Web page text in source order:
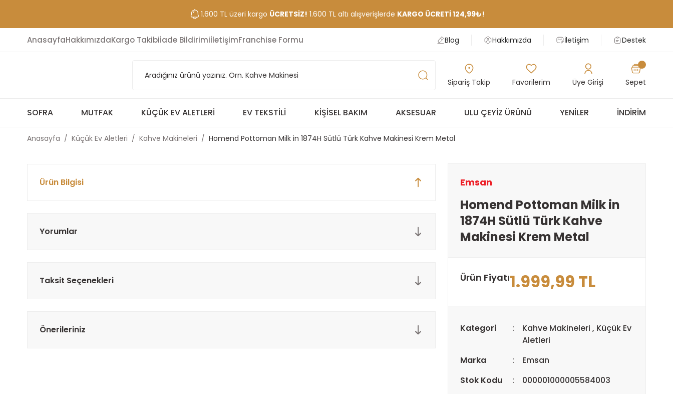
1.600 TL üzeri kargo ÜCRETSİZ! 1.600 TL altı alışverişlerde KARGO ÜCRETİ 124,99₺!
AnasayfaHakkımızdaKargo Takibiİade BildirimiİletişimFranchise Formu Blog Hakkımızda İletişim Destek
Sipariş Takip Favorilerim Üye Girişi Sepet
SOFRA MUTFAK KÜÇÜK EV ALETLERI EV TEKSTILI KIŞISEL BAKIM AKSESUAR ULU ÇEYIZ ÜRÜNÜ YENILER İNDIRIM
Anasayfa Küçük Ev Aletleri Kahve Makineleri Homend Pottoman Milk in 1874H Sütlü Türk Kahve Makinesi Krem Metal
Ürün Bilgisi
Yorumlar
Taksit Seçenekleri
Önerileriniz
Emsan
Homend Pottoman Milk in
1874H Sütlü Türk Kahve
Makinesi Krem Metal
Ürün Fiyatı1.999,99 TL
Kategori Kahve Makineleri , Küçük Ev
Aletleri
Marka
Emsan
Stok Kodu
000001000005584003